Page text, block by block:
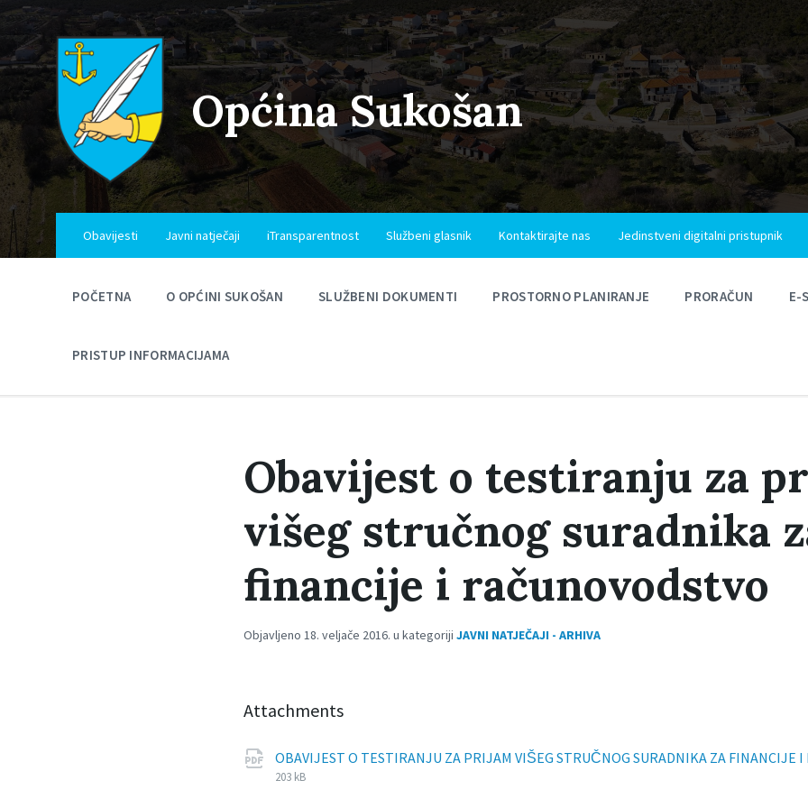
Skip
content
Skip
main
navigation
Skip
footer
Općina Sukošan
Obavijesti Javni natječaji iTransparentnost Službeni glasnik Kontaktirajte nas Jedinstveni digitalni pristupnik
POČETNA O OPĆINI SUKOŠAN SLUŽBENI DOKUMENTI PROSTORNO PLANIRANJE PRORAČUN E-
PRISTUP INFORMACIJAMA
Obavijest o testiranju za
višeg stručnog suradnika
financije i računovodstvo
Objavljeno 18. veljače 2016. u kategorijiJAVNI NATJEČAJI - ARHIVA
Attachments
OBAVIJEST O TESTIRANJU ZA PRIJAM VIŠEG STRUČNOG SURADNIKA ZA FINANCIJE
203 kB